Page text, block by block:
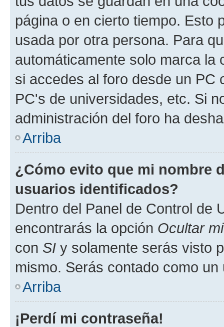
página o en cierto tiempo. Esto
usada por otra persona. Para
automáticamente solo marca la
si accedes al foro desde un PC
PC's de universidades, etc. Si
administración del foro ha
Arriba
¿Cómo evito que mi nombre
usuarios identificados?
Dentro del Panel de Control de
encontrarás la opción Ocultar
con SI y solamente serás visto
mismo. Serás contado como un
Arriba
¡Perdí mi contraseña!